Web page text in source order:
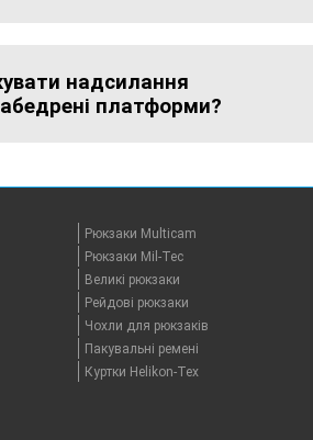
надсилання
платформи?
Рюкзаки Multicam
Рюкзаки Mil-Tec
Великі рюкзаки
Рейдові рюкзаки
Чохли для рюкзаків
Пакувальні ремені
Куртки Helikon-Tex